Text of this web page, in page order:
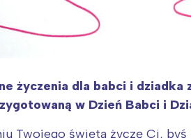
życzenia dla babci i
w Dzień Babci i
Twojego święta życzę Ci, byś